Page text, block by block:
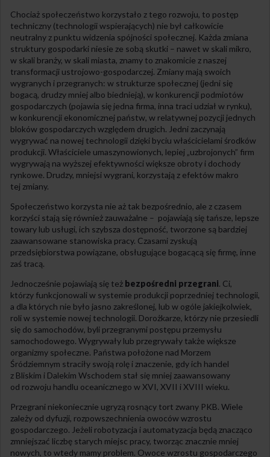
Chociaż społeczeństwo korzystało z tego rozwoju, to postęp
techniczny (technologii wspierających) nie był całkowicie
neutralny z punktu widzenia spójności społecznej. Każda zmiana
struktury gospodarki niesie ze sobą skutki – nawet w skali mikro,
w skali branży, w skali miasta, znamy to znakomicie z naszej
transformacji ustrojowo-gospodarczej. Zmiany mają swoich
wygranych i przegranych: w strukturze społecznej (jedni się
bogacą, drudzy mniej albo biednieją), w konkurencji podmiotów
gospodarczych (pojawia się jedna firma, inna traci udział w rynku),
w konkurencji ekonomicznej państw, w relatywnej pozycji jednych
bloków gospodarczych względem drugich. Jedni zaczynają
wygrywać na nowej technologii dzięki byciu właścicielami środków
produkcji. Właściciele umaszynowionych, lepiej „uzbrojonych” firm
wygrywają na wyższej efektywności większe obroty i dochody
rynkowe. Drudzy, mniejsi wygrani, korzystają z efektów makro
tej zmiany.
Społeczeństwo korzysta nie aż tak bezpośrednio, ale z czasem
korzyści stają się również zauważalne – pojawiają się tańsze, lepsze
towary lub usługi, ich szybsza dostępność, tworzone są bardziej
zaawansowane stanowiska pracy. Czasami zyskują
przedsiębiorstwa powiązane, obsługujące bogacącą się firmę, inne
zaś tracą.
Jednocześnie pojawiają się też bezpośredni przegrani. Ci,
którzy funkcjonowali w systemie produkcji poprzedniej technologii,
a dla których nie było jasno zakreślonej, lub w ogóle jakiejkolwiek,
roli w systemie nowej technologii. Dorożkarze, którzy nie przesiedli
się do samochodów, byli przegranymi postępu przemysłu
samochodowego. Wygrywały lub przegrywały także większe
organizmy społeczne. Państwa położone nad Morzem
Śródziemnym straciły swoją rolę i znaczenie, gdy ich handel
z Bliskim i Dalekim Wschodem stał się mniej zaawansowany
od rozwoju handlu oceanicznego w XVI, XVII i XVIII wieku.
Przegrani niekoniecznie ugryzą rosnący tort zwany PKB. Wiele
zależy od dyfuzji, rozpowszechnienia owoców wzrostu
gospodarczego. Jeżeli robotyzacja i automatyzacja będą znacząco
zmniejszać liczbę starych miejsc pracy, tworząc znacznie mniej
nowych, to wtedy mamy problem. Owoce wzrostu gospodarczego